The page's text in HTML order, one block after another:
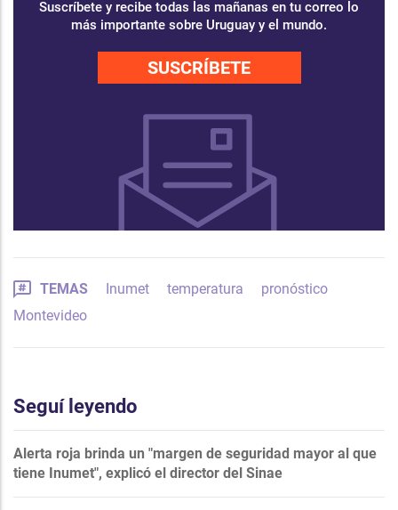
Suscríbete y recibe todas las mañanas en tu correo lo
más importante sobre Uruguay y el mundo.
SUSCRÍBETE
TEMAS Inumet temperatura
pronóstico
Montevideo
Seguí leyendo
Alerta roja brinda un "margen de seguridad mayor al que
tiene Inumet", explicó el director del Sinae